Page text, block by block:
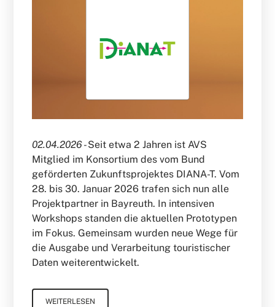
02.04.2026 -Seit etwa 2 Jahren ist AVS
Mitglied im Konsortium des vom Bund
geförderten Zukunftsprojektes DIANA-T. Vom
28. bis 30. Januar 2026 trafen sich nun alle
Projektpartner in Bayreuth. In intensiven
Workshops standen die aktuellen Prototypen
im Fokus. Gemeinsam wurden neue Wege für
die Ausgabe und Verarbeitung touristischer
Daten weiterentwickelt.
WEITERLESEN